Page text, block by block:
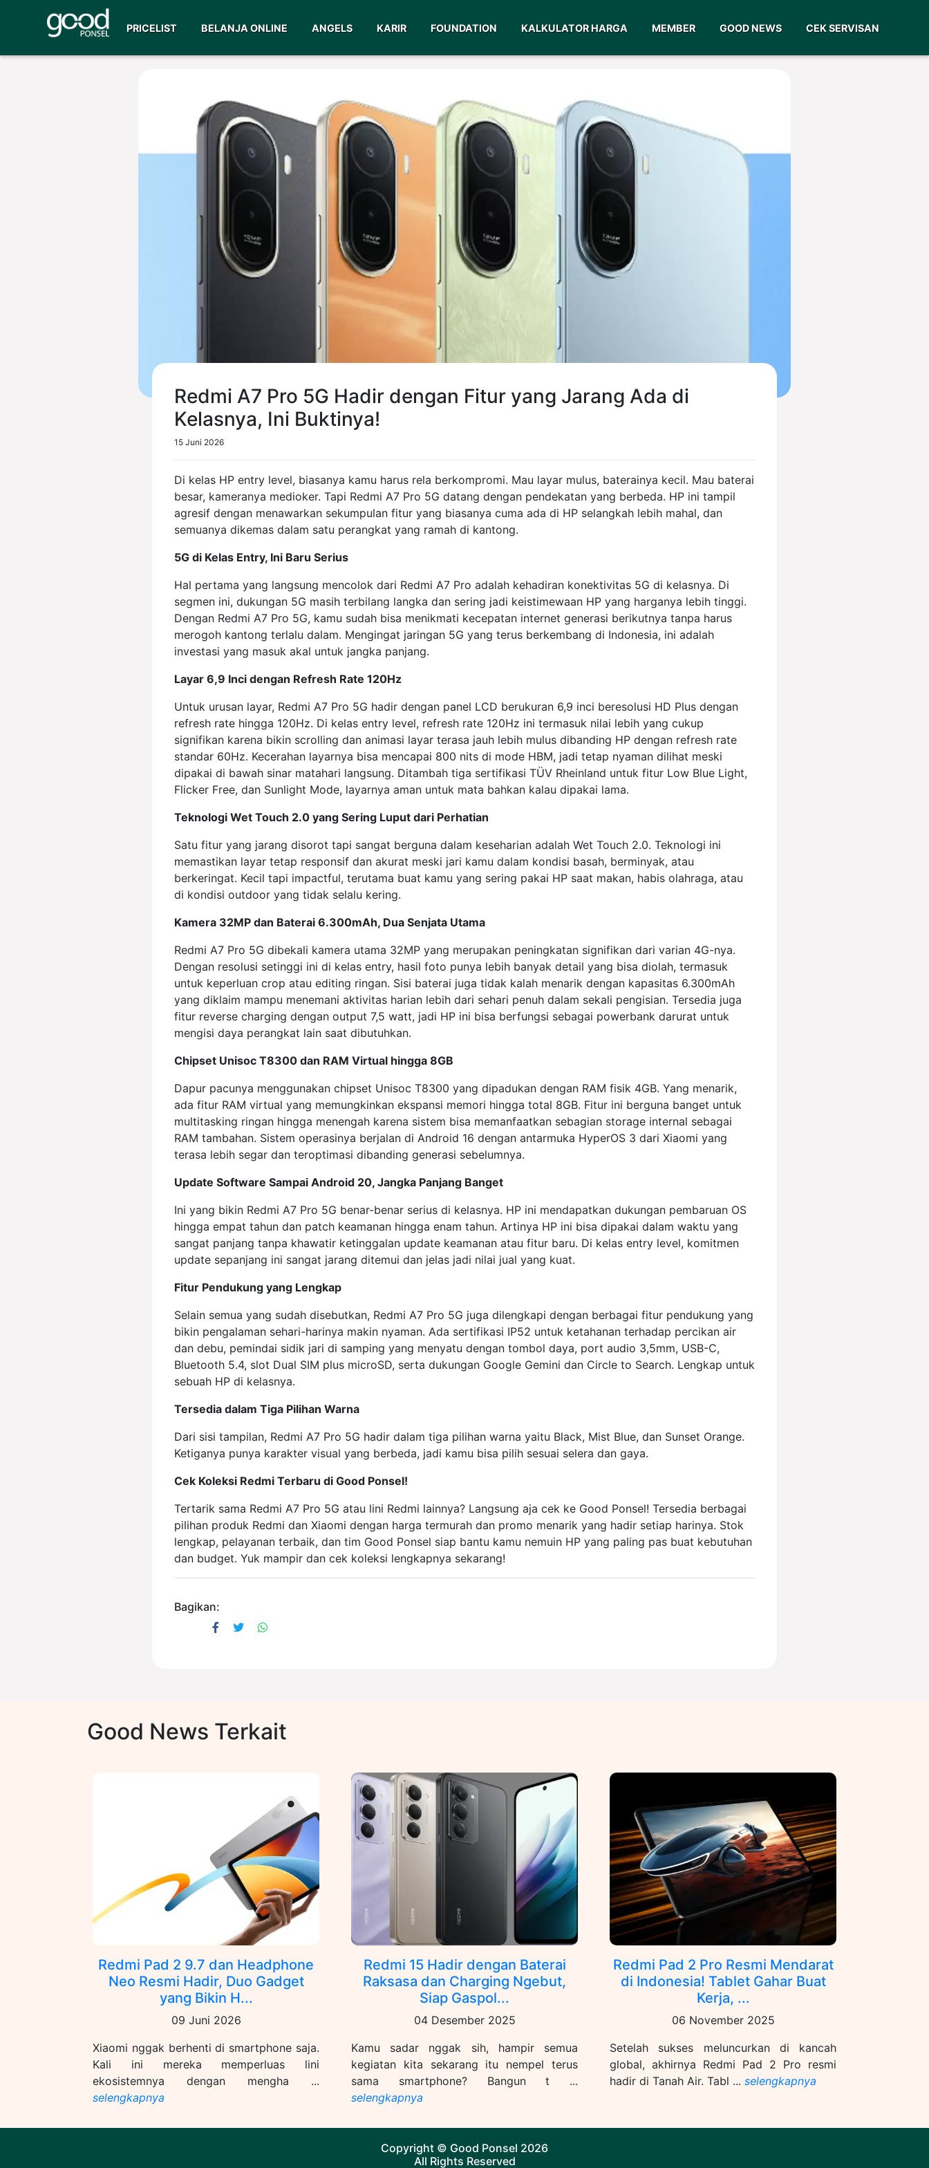
PRICELIST BELANJA ONLINE ANGELS KARIR FOUNDATION KALKULATOR HARGA MEMBER GOOD NEWS CEK SERVISAN
Redmi A7 Pro 5G Hadir dengan Fitur yang Jarang Ada di
Kelasnya, Ini Buktinya!
15 Juni 2026
Di kelas HP entry level, biasanya kamu harus rela berkompromi. Mau layar mulus, baterainya kecil. Mau baterai
besar, kameranya medioker. Tapi Redmi A7 Pro 5G datang dengan pendekatan yang berbeda. HP ini tampil
agresif dengan menawarkan sekumpulan fitur yang biasanya cuma ada di HP selangkah lebih mahal, dan
semuanya dikemas dalam satu perangkat yang ramah di kantong.
5G di Kelas Entry, Ini Baru Serius
Hal pertama yang langsung mencolok dari Redmi A7 Pro adalah kehadiran konektivitas 5G di kelasnya. Di
segmen ini, dukungan 5G masih terbilang langka dan sering jadi keistimewaan HP yang harganya lebih tinggi.
Dengan Redmi A7 Pro 5G, kamu sudah bisa menikmati kecepatan internet generasi berikutnya tanpa harus
merogoh kantong terlalu dalam. Mengingat jaringan 5G yang terus berkembang di Indonesia, ini adalah
investasi yang masuk akal untuk jangka panjang.
Layar 6,9 Inci dengan Refresh Rate 120Hz
Untuk urusan layar, Redmi A7 Pro 5G hadir dengan panel LCD berukuran 6,9 inci beresolusi HD Plus dengan
refresh rate hingga 120Hz. Di kelas entry level, refresh rate 120Hz ini termasuk nilai lebih yang cukup
signifikan karena bikin scrolling dan animasi layar terasa jauh lebih mulus dibanding HP dengan refresh rate
standar 60Hz. Kecerahan layarnya bisa mencapai 800 nits di mode HBM, jadi tetap nyaman dilihat meski
dipakai di bawah sinar matahari langsung. Ditambah tiga sertifikasi TÜV Rheinland untuk fitur Low Blue Light,
Flicker Free, dan Sunlight Mode, layarnya aman untuk mata bahkan kalau dipakai lama.
Teknologi Wet Touch 2.0 yang Sering Luput dari Perhatian
Satu fitur yang jarang disorot tapi sangat berguna dalam keseharian adalah Wet Touch 2.0. Teknologi ini
memastikan layar tetap responsif dan akurat meski jari kamu dalam kondisi basah, berminyak, atau
berkeringat. Kecil tapi impactful, terutama buat kamu yang sering pakai HP saat makan, habis olahraga, atau
di kondisi outdoor yang tidak selalu kering.
Kamera 32MP dan Baterai 6.300mAh, Dua Senjata Utama
Redmi A7 Pro 5G dibekali kamera utama 32MP yang merupakan peningkatan signifikan dari varian 4G-nya.
Dengan resolusi setinggi ini di kelas entry, hasil foto punya lebih banyak detail yang bisa diolah, termasuk
untuk keperluan crop atau editing ringan. Sisi baterai juga tidak kalah menarik dengan kapasitas 6.300mAh
yang diklaim mampu menemani aktivitas harian lebih dari sehari penuh dalam sekali pengisian. Tersedia juga
fitur reverse charging dengan output 7,5 watt, jadi HP ini bisa berfungsi sebagai powerbank darurat untuk
mengisi daya perangkat lain saat dibutuhkan.
Chipset Unisoc T8300 dan RAM Virtual hingga 8GB
Dapur pacunya menggunakan chipset Unisoc T8300 yang dipadukan dengan RAM fisik 4GB. Yang menarik,
ada fitur RAM virtual yang memungkinkan ekspansi memori hingga total 8GB. Fitur ini berguna banget untuk
multitasking ringan hingga menengah karena sistem bisa memanfaatkan sebagian storage internal sebagai
RAM tambahan. Sistem operasinya berjalan di Android 16 dengan antarmuka HyperOS 3 dari Xiaomi yang
terasa lebih segar dan teroptimasi dibanding generasi sebelumnya.
Update Software Sampai Android 20, Jangka Panjang Banget
Ini yang bikin Redmi A7 Pro 5G benar-benar serius di kelasnya. HP ini mendapatkan dukungan pembaruan OS
hingga empat tahun dan patch keamanan hingga enam tahun. Artinya HP ini bisa dipakai dalam waktu yang
sangat panjang tanpa khawatir ketinggalan update keamanan atau fitur baru. Di kelas entry level, komitmen
update sepanjang ini sangat jarang ditemui dan jelas jadi nilai jual yang kuat.
Fitur Pendukung yang Lengkap
Selain semua yang sudah disebutkan, Redmi A7 Pro 5G juga dilengkapi dengan berbagai fitur pendukung yang
bikin pengalaman sehari-harinya makin nyaman. Ada sertifikasi IP52 untuk ketahanan terhadap percikan air
dan debu, pemindai sidik jari di samping yang menyatu dengan tombol daya, port audio 3,5mm, USB-C,
Bluetooth 5.4, slot Dual SIM plus microSD, serta dukungan Google Gemini dan Circle to Search. Lengkap untuk
sebuah HP di kelasnya.
Tersedia dalam Tiga Pilihan Warna
Dari sisi tampilan, Redmi A7 Pro 5G hadir dalam tiga pilihan warna yaitu Black, Mist Blue, dan Sunset Orange.
Ketiganya punya karakter visual yang berbeda, jadi kamu bisa pilih sesuai selera dan gaya.
Cek Koleksi Redmi Terbaru di Good Ponsel!
Tertarik sama Redmi A7 Pro 5G atau lini Redmi lainnya? Langsung aja cek ke Good Ponsel! Tersedia berbagai
pilihan produk Redmi dan Xiaomi dengan harga termurah dan promo menarik yang hadir setiap harinya. Stok
lengkap, pelayanan terbaik, dan tim Good Ponsel siap bantu kamu nemuin HP yang paling pas buat kebutuhan
dan budget. Yuk mampir dan cek koleksi lengkapnya sekarang!
Bagikan:
Good News Terkait
Redmi Pad 2 9.7 dan Headphone
Neo Resmi Hadir, Duo Gadget
yang Bikin H...
09 Juni 2026
Xiaomi nggak berhenti di smartphone saja.
Kali ini mereka memperluas lini
ekosistemnya dengan mengha ...
selengkapnya
Redmi 15 Hadir dengan Baterai
Raksasa dan Charging Ngebut,
Siap Gaspol...
04 Desember 2025
Kamu sadar nggak sih, hampir semua
kegiatan kita sekarang itu nempel terus
sama smartphone? Bangun t ...
selengkapnya
Redmi Pad 2 Pro Resmi Mendarat
di Indonesia! Tablet Gahar Buat
Kerja, ...
06 November 2025
Setelah sukses meluncurkan di kancah
global, akhirnya Redmi Pad 2 Pro resmi
hadir di Tanah Air. Tabl ... selengkapnya
Copyright © Good Ponsel 2026
All Rights Reserved